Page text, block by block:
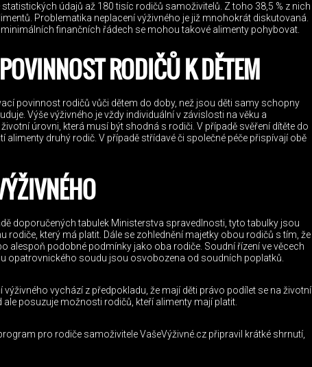
statistických údajů až 180 tisíc rodičů samoživitelů. Z toho 38,5 % z nich
Problematika neplacení výživného je již mnohokrát diskutovaná.
finančních řádech se mohou takové alimenty pohybovat.
RODIČŮ K DĚTEM
povinnost rodičů vůči dětem do doby, než jsou děti samy schopny
Výše výživného je vždy individuální v závislosti na věku a
úrovni, která musí být shodná s rodiči. V případě svěření dítěte do
alimenty druhý rodič. V případě střídavé či společné péče přispívají obě
doporučených tabulek Ministerstva spravedlnosti, tyto tabulky jsou
rodiče, který má platit. Dále se zohlednění majetky obou rodičů s tím, že
alespoň podobné podmínky jako oba rodiče. Soudní řízení ve věcech
opatrovnického soudu jsou osvobozena od soudních poplatků.
výživného vychází z předpokladu, že mají děti právo podílet se na životní
posuzuje možnosti rodičů, kteří alimenty mají platit.
pro rodiče samoživitele VašeVýživné.cz připravil krátké shrnutí,